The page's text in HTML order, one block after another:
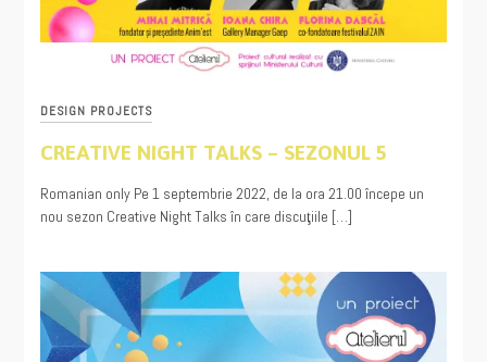
DESIGN PROJECTS
CREATIVE NIGHT TALKS – SEZONUL 5
08/17/2022
Romanian only Pe 1 septembrie 2022, de la ora 21.00 începe un
nou sezon Creative Night Talks în care discuţiile […]